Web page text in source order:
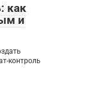
как
и
контроль